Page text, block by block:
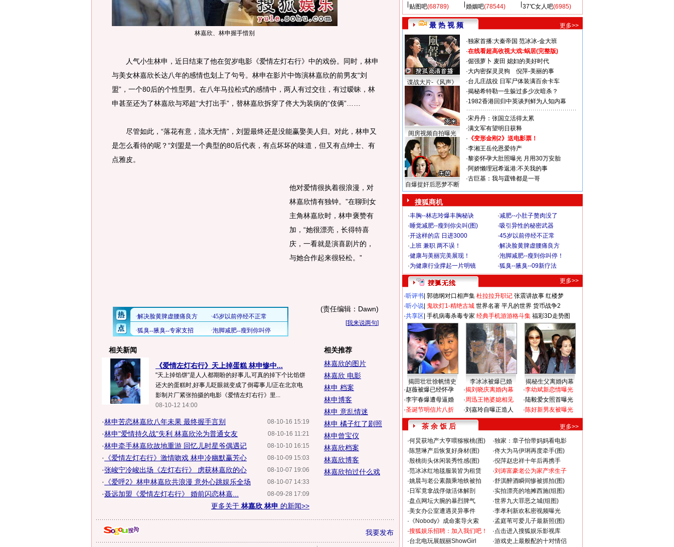
林嘉欣、林申握手惜别
人气小生林申，近日结束了他在贺岁电影《爱情左灯右行》中的戏份。同时，林申
与美女林嘉欣长达八年的感情也划上了句号。林申在影片中饰演林嘉欣的前男友“刘
盟”，一个80后的个性型男。在八年马拉松式的感情中，两人有过交往，有过暧昧，林
申甚至还为了林嘉欣与邓超“大打出手”，替林嘉欣拆穿了佟大为装病的“伎俩”……
尽管如此，“落花有意，流水无情”，刘盟最终还是没能赢娶美人归。对此，林申又
是怎么看待的呢？“刘盟是一个典型的80后代表，有点坏坏的味道，但又有点绅士、有
点雅皮。
他对爱情很执着很浪漫，对
林嘉欣情有独钟。”在聊到女
主角林嘉欣时，林申褒赞有
加，“她很漂亮，长得特喜
庆，一看就是演喜剧片的，
与她合作起来很轻松。”
(责任编辑：Dawn)
[我来说两句]
相关新闻
《爱情左灯右行》天上掉蛋糕 林申惨中...
"天上掉馅饼"是人人都期盼的好事儿,可真的掉下个比馅饼
还大的蛋糕时,好事儿眨眼就变成了倒霉事儿!正在北京电
影制片厂紧张拍摄的电影《爱情左灯右行》里...
08-10-12 14:00
08-10-16 15:19
·林申苦恋林嘉欣八年未果 最终握手言别
08-10-16 11:21
·林申"爱情持久战"失利 林嘉欣沦为普通女友
08-10-10 16:15
·林申牵手林嘉欣故地重游 回忆儿时星爷偶遇记
08-10-09 15:03
· 《爱情左灯右行》激情吻戏 林申冷幽默赢芳心
08-10-07 19:06
·张峻宁冷峻出场《左灯右行》 虏获林嘉欣的心
08-10-07 14:33
· 《爱呼2》林申林嘉欣共浪漫 意外心跳娱乐全场
08-09-28 17:09
·聂远加盟《爱情左灯右行》 婚前闪恋林嘉...
更多关于 林嘉欣 林申 的新闻>>
相关推荐
林嘉欣的图片
林嘉欣 电影
林申 档案
林申博客
林申 意乱情迷
林申 橘子红了剧照
林申曾宝仪
林嘉欣档案
林嘉欣博客
林嘉欣拍过什么戏
我要发布
贴图吧(68789) 婚姻吧(78544) 37℃女人吧(6985)
最 热 视 频 更多>>
谍战大片-《风声》
闺房视频自拍曝光
自爆捉奸后恶梦不断
·独家首播:大秦帝国 范冰冰-金大班
·在线看超高收视大戏:蜗居(完整版)
·倔强萝卜 麦田 媳妇的美好时代
·大内密探灵灵狗
倪萍-美丽的事
·台儿庄战役 日军尸体装满百余卡车
·揭秘希特勒一生躲过多少次暗杀？
·1982香港回归中英谈判鲜为人知内幕
·宋丹丹：张国立活得太累
·满文军有望明日获释
· 《变形金刚2》送电影票！
·李湘王岳伦恩爱待产
·黎姿怀孕大肚照曝光 月用30万安胎
·阿娇懒理冠希返港:不关我的事
·古巨基：我与霆锋都是一哥
搜狐商机
·丰胸--林志玲爆丰胸秘诀 ·减肥--小肚子赘肉没了
·睡觉减肥--瘦到你尖叫(图) ·吸引异性的秘密武器
·开这样的店 日进3000 ·45岁以前停经不正常
·上班 兼职 两不误！ ·解决脸黄脾虚腰痛良方
·健康与美丽完美展现！ ·泡脚减肥--瘦到你叫停！
·为健康行业撑起一片明镜 ·狐臭--腋臭--09新疗法
更多>>
·听评书 郭德纲对口相声集 杜拉拉升职记 张震讲故事 红楼梦
·听小说 鬼吹灯1-精绝古城 世界名著 平凡的世界 货币战争2
·共享区 手机病毒杀毒专家 经典手机游游格斗集 福彩3D走势图
揭田壮壮徐帆情史 李冰冰被爆已婚
揭秘生父离婚内幕
·赵薇被爆已经怀孕
·李宇春爆遭母逼婚
·圣诞节明信片八折
·揭刘晓庆离婚内幕
·周迅王艳婆媳相见
·刘嘉玲自曝正造人
·李幼斌新恋情曝光
·陆毅爱女照首曝光
·陈好新男友被曝光
茶 余 饭 后
更多>>
·何炅获地产大亨喂猕猴桃(图) ·独家：章子怡带妈妈看电影
·陈慧琳产后恢复好身材(图) ·佟大为马伊琍再度牵手(图)
·殷桃街头休闲装秀性感(图) ·倪萍赵忠祥十年后再携手
·范冰冰红地毯服装皆为租赁 ·刘涛富豪老公为家产求生子
·姚晨与老公素颜乘地铁被拍 ·舒淇醉酒瞬间惨被抓拍(图)
· 日军竟拿战俘做活体解剖 ·实拍漂亮的地摊西施(组图)
·盘点网坛大腕的暴烈脾气 ·世界九大罪恶之城(组图)
·美女办公室遭遇灵异事件 ·李孝利新欢私密视频曝光
· 《Nobody》成命案导火索 ·孟庭苇可爱儿子最新照(图)
·搜狐娱乐招聘：加入我们吧！ ·点击进入搜狐娱乐影视库
·台北电玩展靓丽ShowGirl ·游戏史上最般配的十对情侣